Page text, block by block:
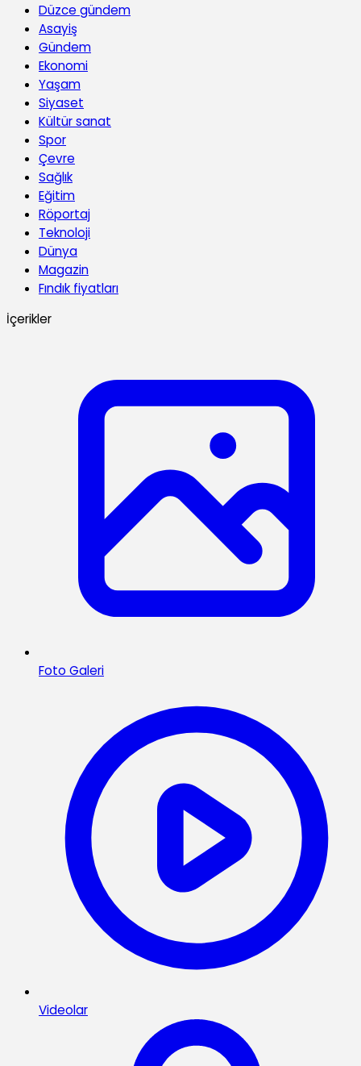
Düzce gündem
Asayiş
Gündem
Ekonomi
Yaşam
Siyaset
Kültür sanat
Spor
Çevre
Sağlık
Eğitim
Röportaj
Teknoloji
Dünya
Magazin
Fındık fiyatları
İçerikler
Foto Galeri
Videolar